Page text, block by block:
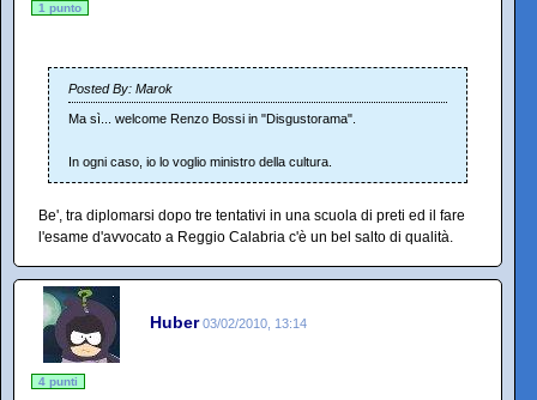
1 punto
Posted By: Marok
Ma sì... welcome Renzo Bossi in "Disgustorama".
In ogni caso, io lo voglio ministro della cultura.
Be', tra diplomarsi dopo tre tentativi in una scuola di preti ed il fare
l'esame d'avvocato a Reggio Calabria c'è un bel salto di qualità.
Huber 03/02/2010, 13:14
4 punti